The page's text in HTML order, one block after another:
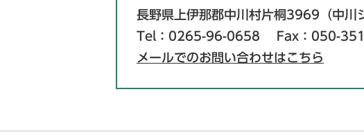
長野県上伊那郡中川村片桐3969（中川
Tel：0265-96-0658
Fax：050-
メールでのお問い合わせはこちら